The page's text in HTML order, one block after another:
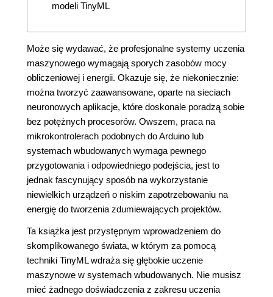
modeli TinyML
Może się wydawać, że profesjonalne systemy uczenia
maszynowego wymagają sporych zasobów mocy
obliczeniowej i energii. Okazuje się, że niekoniecznie:
można tworzyć zaawansowane, oparte na sieciach
neuronowych aplikacje, które doskonale poradzą sobie
bez potężnych procesorów. Owszem, praca na
mikrokontrolerach podobnych do Arduino lub
systemach wbudowanych wymaga pewnego
przygotowania i odpowiedniego podejścia, jest to
jednak fascynujący sposób na wykorzystanie
niewielkich urządzeń o niskim zapotrzebowaniu na
energię do tworzenia zdumiewających projektów.
Ta książka jest przystępnym wprowadzeniem do
skomplikowanego świata, w którym za pomocą
techniki TinyML wdraża się głębokie uczenie
maszynowe w systemach wbudowanych. Nie musisz
mieć żadnego doświadczenia z zakresu uczenia